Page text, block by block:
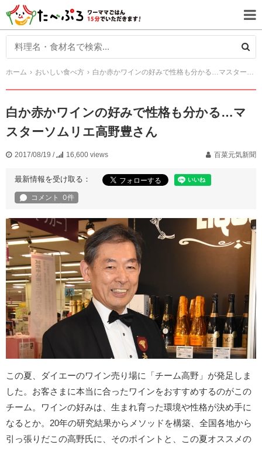
ホーム おいしい食べ方 白か赤かワインの好みで性格も分かる…マスターソムリエ高野豊さん
白か赤かワインの好みで性格も分かる…マ
スターソムリエ高野豊さん
2017/08/19 / 16,600 views 百菜元気新聞
最新情報を受け取る：
この夏、ダイエーのワイン売り場に「チーム高野」が発足しま
した。お客さまに本当に合ったワインをおすすめするのがこの
チーム。ワインの好みは、生まれ育った環境や性格が決め手に
なるとか。20年の研究結果からメソッドを構築、全国各地から
引っ張りだこの高野氏に、そのポイントと、この夏オススメの